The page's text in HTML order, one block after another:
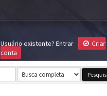
Usuário existente? Entrar
Criar
conta